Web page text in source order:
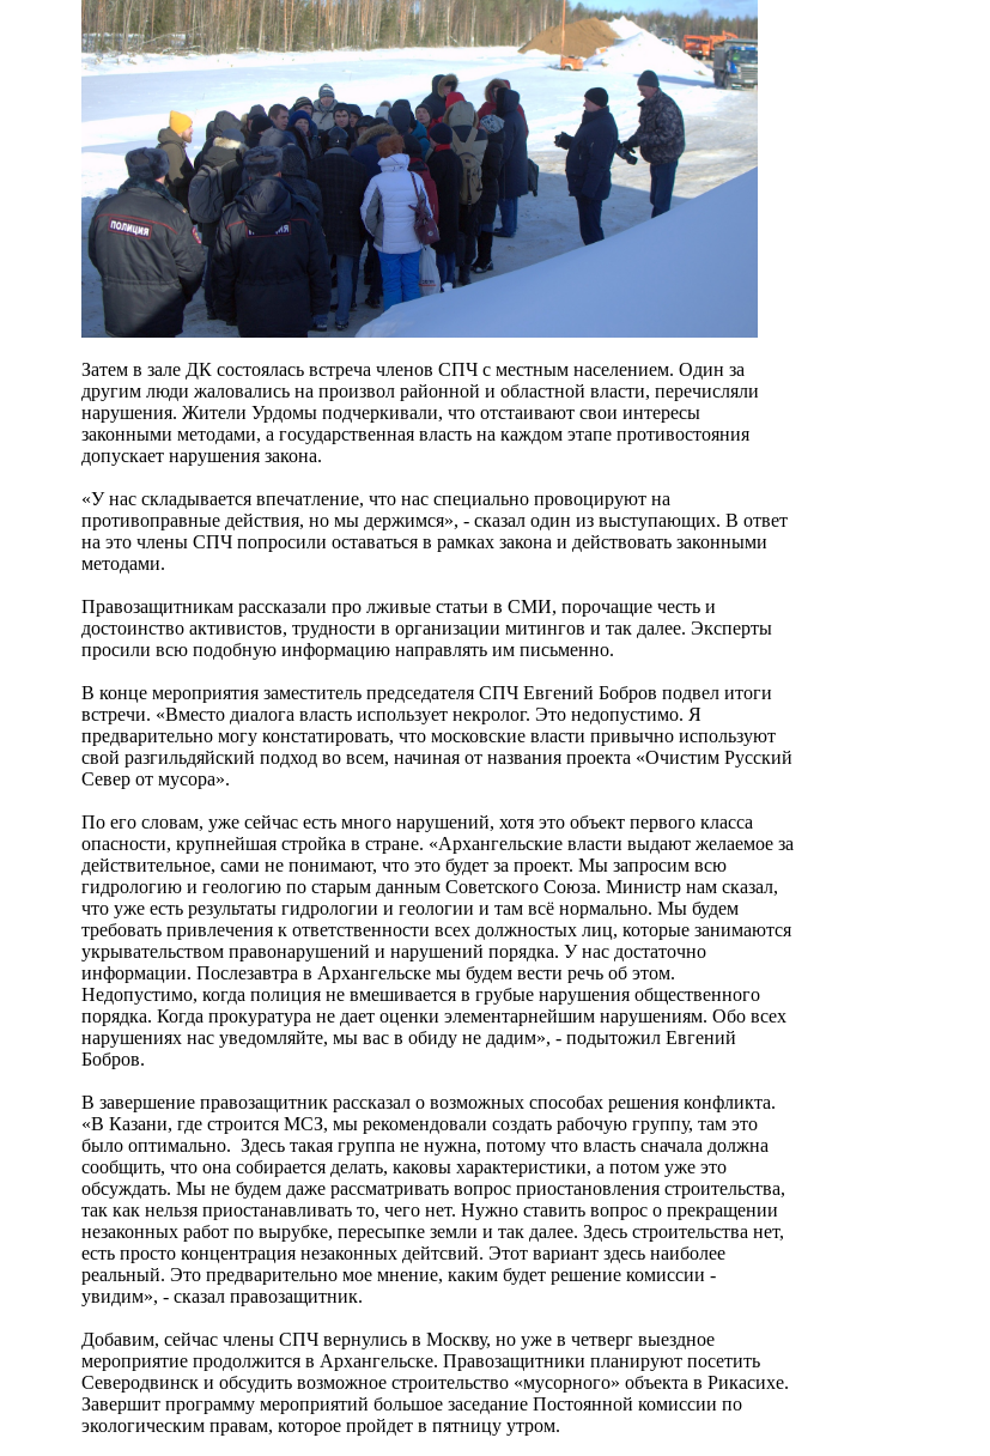
Затем в зале ДК состоялась встреча членов СПЧ с местным населением. Один за
другим люди жаловались на произвол районной и областной власти, перечисляли
нарушения. Жители Урдомы подчеркивали, что отстаивают свои интересы
законными методами, а государственная власть на каждом этапе противостояния
допускает нарушения закона.
«У нас складывается впечатление, что нас специально провоцируют на
противоправные действия, но мы держимся», - сказал один из выступающих. В ответ
на это члены СПЧ попросили оставаться в рамках закона и действовать законными
методами.
Правозащитникам рассказали про лживые статьи в СМИ, порочащие честь и
достоинство активистов, трудности в организации митингов и так далее. Эксперты
просили всю подобную информацию направлять им письменно.
В конце мероприятия заместитель председателя СПЧ Евгений Бобров подвел итоги
встречи. «Вместо диалога власть использует некролог. Это недопустимо. Я
предварительно могу констатировать, что московские власти привычно используют
свой разгильдяйский подход во всем, начиная от названия проекта «Очистим Русский
Север от мусора».
По его словам, уже сейчас есть много нарушений, хотя это объект первого класса
опасности, крупнейшая стройка в стране. «Архангельские власти выдают желаемое за
действительное, сами не понимают, что это будет за проект. Мы запросим всю
гидрологию и геологию по старым данным Советского Союза. Министр нам сказал,
что уже есть результаты гидрологии и геологии и там всё нормально. Мы будем
требовать привлечения к ответственности всех должностых лиц, которые занимаются
укрывательством правонарушений и нарушений порядка. У нас достаточно
информации. Послезавтра в Архангельске мы будем вести речь об этом.
Недопустимо, когда полиция не вмешивается в грубые нарушения общественного
порядка. Когда прокуратура не дает оценки элементарнейшим нарушениям. Обо всех
нарушениях нас уведомляйте, мы вас в обиду не дадим», - подытожил Евгений
Бобров.
В завершение правозащитник рассказал о возможных способах решения конфликта.
«В Казани, где строится МСЗ, мы рекомендовали создать рабочую группу, там это
было оптимально. Здесь такая группа не нужна, потому что власть сначала должна
сообщить, что она собирается делать, каковы характеристики, а потом уже это
обсуждать. Мы не будем даже рассматривать вопрос приостановления строительства,
так как нельзя приостанавливать то, чего нет. Нужно ставить вопрос о прекращении
незаконных работ по вырубке, пересыпке земли и так далее. Здесь строительства нет,
есть просто концентрация незаконных дейтсвий. Этот вариант здесь наиболее
реальный. Это предварительно мое мнение, каким будет решение комиссии -
увидим», - сказал правозащитник.
Добавим, сейчас члены СПЧ вернулись в Москву, но уже в четверг выездное
мероприятие продолжится в Архангельске. Правозащитники планируют посетить
Северодвинск и обсудить возможное строительство «мусорного» объекта в Рикасихе.
Завершит программу мероприятий большое заседание Постоянной комиссии по
экологическим правам, которое пройдет в пятницу утром.